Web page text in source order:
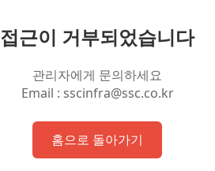
접근이 거부되었습니다
관리자에게 문의하세요
Email : sscinfra@ssc.co.kr
홈으로 돌아가기